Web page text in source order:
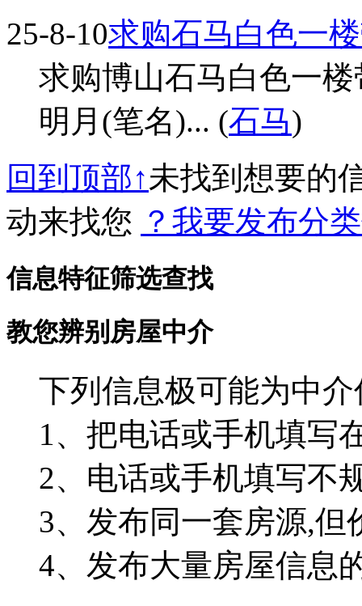
25-8-10求购石马白色一
求购博山石马白色一
明月(笔名)... (石马)
回到顶部↑未找到想要的
动来找您 ？我要发布分
信息特征筛选查找
教您辨别房屋中介
下列信息极可能为中
1、把电话或手机填写
2、电话或手机填写不
3、发布同一套房源,但
4、发布大量房屋信息